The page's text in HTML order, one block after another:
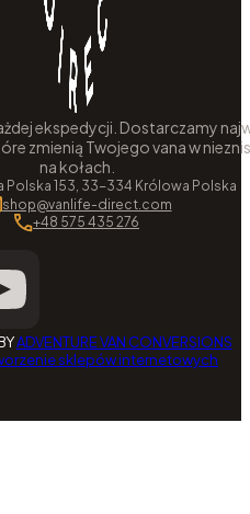
ekspedycji. Dostarczamy
zmienią Twojego vana w
na kołach.
Polska 153, 33-334 Królowa Polska
shop@vanlife-direct.com
+48 575 435 276
ADVENTURE VAN CONVERSIONS
sklepów internetowych